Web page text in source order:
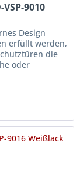
9010
Design
erfüllt werden,
die
oder